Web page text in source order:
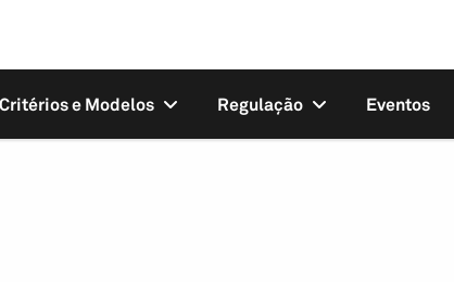
Critérios e Modelos Regulação Eventos